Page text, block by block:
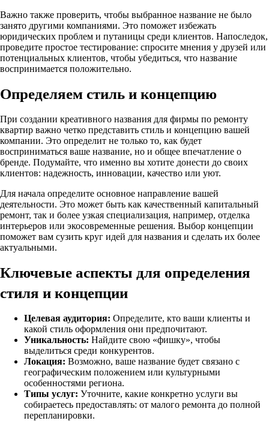
Важно также проверить, чтобы выбранное название не было
занято другими компаниями. Это поможет избежать
юридических проблем и путаницы среди клиентов. Напоследок,
проведите простое тестирование: спросите мнения у друзей или
потенциальных клиентов, чтобы убедиться, что название
воспринимается положительно.
Определяем стиль и концепцию
При создании креативного названия для фирмы по ремонту
квартир важно четко представить стиль и концепцию вашей
компании. Это определит не только то, как будет
восприниматься ваше название, но и общее впечатление о
бренде. Подумайте, что именно вы хотите донести до своих
клиентов: надежность, инновации, качество или уют.
Для начала определите основное направление вашей
деятельности. Это может быть как качественный капитальный
ремонт, так и более узкая специализация, например, отделка
интерьеров или экосовременные решения. Выбор концепции
поможет вам сузить круг идей для названия и сделать их более
актуальными.
Ключевые аспекты для определения
стиля и концепции
Целевая аудитория: Определите, кто ваши клиенты и
какой стиль оформления они предпочитают.
Уникальность: Найдите свою «фишку», чтобы
выделиться среди конкурентов.
Локация: Возможно, ваше название будет связано с
географическим положением или культурными
особенностями региона.
Типы услуг: Уточните, какие конкретно услуги вы
собираетесь предоставлять: от малого ремонта до полной
перепланировки.